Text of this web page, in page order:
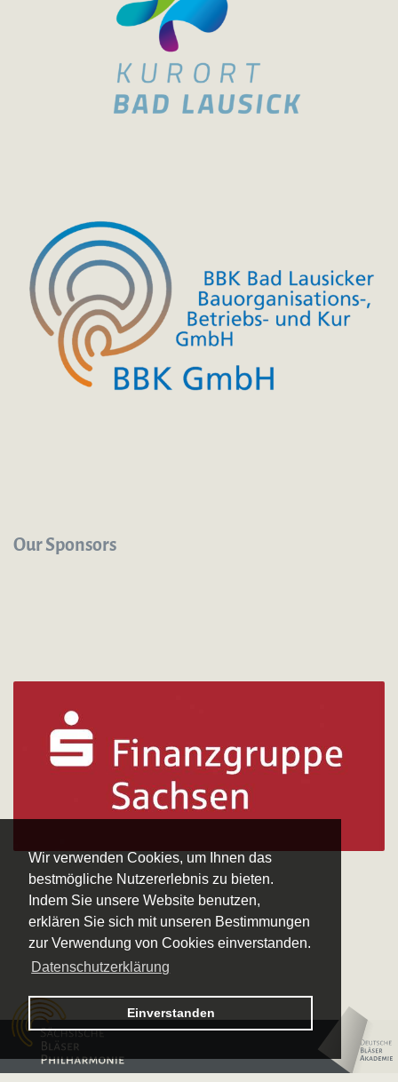
Wir verwenden Cookies, um Ihnen das
bestmögliche Nutzererlebnis zu bieten.
Indem Sie unsere Website benutzen,
erklären Sie sich mit unseren Bestimmungen
zur Verwendung von Cookies einverstanden.
Datenschutzerklärung
Einverstanden
Logo – Sächsische Bläserphilharmonie
Logo – Deutsche
Our Sponsors